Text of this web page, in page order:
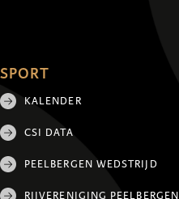
SPORT
KALENDER
CSI DATA
PEELBERGEN WEDSTRIJD
RIJVERENIGING PEELBERGEN